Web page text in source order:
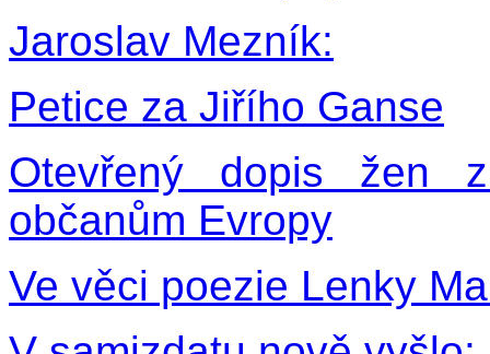
Jaroslav Mezník:
Petice za Jiřího Ganse
Otevřený dopis žen
občanům Evropy
Ve věci poezie Lenky